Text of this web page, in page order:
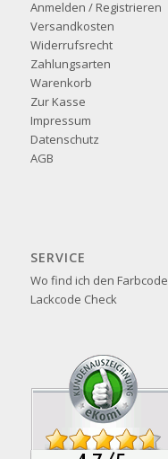
Anmelden / Registrieren
Versandkosten
Widerrufsrecht
Zahlungsarten
Warenkorb
Zur Kasse
Impressum
Datenschutz
AGB
SERVICE
Wo find ich den Farbcode
Lackcode Check